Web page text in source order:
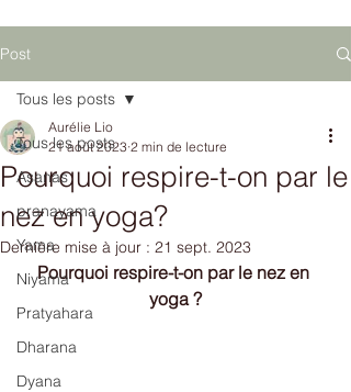
Post
Tous les posts
Asanas
pranayama
Yama
Niyama
Pratyahara
Dharana
Dyana
Tous les posts
Pourquoi respire-t-on par le
nez en yoga?
Aurélie Lio
21 août 2023 2 min de lecture
Dernière mise à jour : 21 sept. 2023
Pourquoi respire-t-on par le nez en
yoga ?